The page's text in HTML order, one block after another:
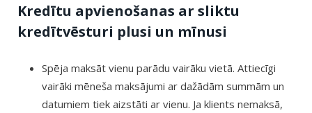
Kredītu apvienošanas ar sliktu
kredītvēsturi plusi un mīnusi
Spēja maksāt vienu parādu vairāku vietā. Attiecīgi
vairāki mēneša maksājumi ar dažādām summām un
datumiem tiek aizstāti ar vienu. Ja klients nemaksā,